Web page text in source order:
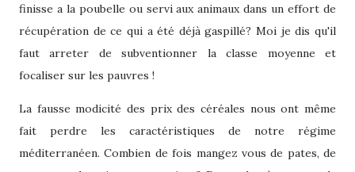
finisse a la poubelle ou servi aux animaux dans un effort de
récupération de ce qui a été déjà gaspillé? Moi je dis qu'il
faut arreter de subventionner la classe moyenne et
focaliser sur les pauvres !
La fausse modicité des prix des céréales nous ont même
fait perdre les caractéristiques
de notre régime
méditerranéen. Combien de fois mangez vous de pates, de